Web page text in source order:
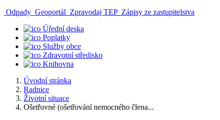
Odpady Geoportál Zpravodaj TEP Zápisy ze zastupitelstva
Úřední deska
Poplatky
Služby obce
Zdravotní středisko
Knihovna
Úvodní stránka
Radnice
Životní situace
Ošetřovné (ošetřování nemocného člena...